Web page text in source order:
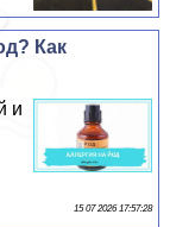
Как
и
15 07 2026 17:57:28